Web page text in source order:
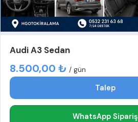
Audi A3 Sedan
8.500,00 ₺ / gün
Talep
WhatsApp Sipariş